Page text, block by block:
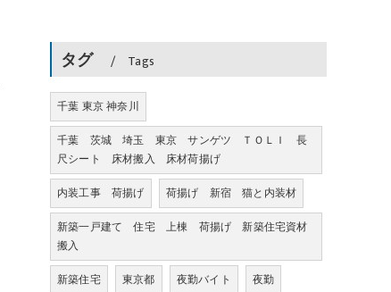
タグ Tags
千葉 東京 神奈川
千葉 茨城 埼玉 東京 サンゲツ ＴＯＬＩ 長
尺シート 床材搬入 床材荷揚げ
内装工事 荷揚げ
荷揚げ 新宿 猫と内装材
新築一戸建て 住宅 上棟 荷揚げ 新築住宅資材
搬入
新築住宅
東京都 夜勤バイト
夜勤